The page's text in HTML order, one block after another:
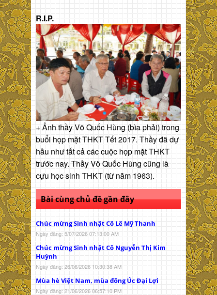
R.I.P.
+ Ảnh thầy Võ Quốc Hùng (bìa phải) trong
buổi họp mặt THKT Tết 2017. Thầy đã dự
hầu như tất cả các cuộc họp mặt THKT
trước nay. Thầy Võ Quốc Hùng cũng là
cựu học sinh THKT (từ năm 1963).
Bài cùng chủ đề gần đây
Chúc mừng Sinh nhật Cô Lê Mỹ Thanh
Ngày đăng: 5/07/2026 07:13:00 AM
Chúc mừng Sinh nhật Cô Nguyễn Thị Kim
Huỳnh
Ngày đăng: 26/06/2026 10:30:38 AM
Mùa hè Việt Nam, mùa đông Úc Đại Lợi
Ngày đăng: 21/06/2026 06:57:10 PM